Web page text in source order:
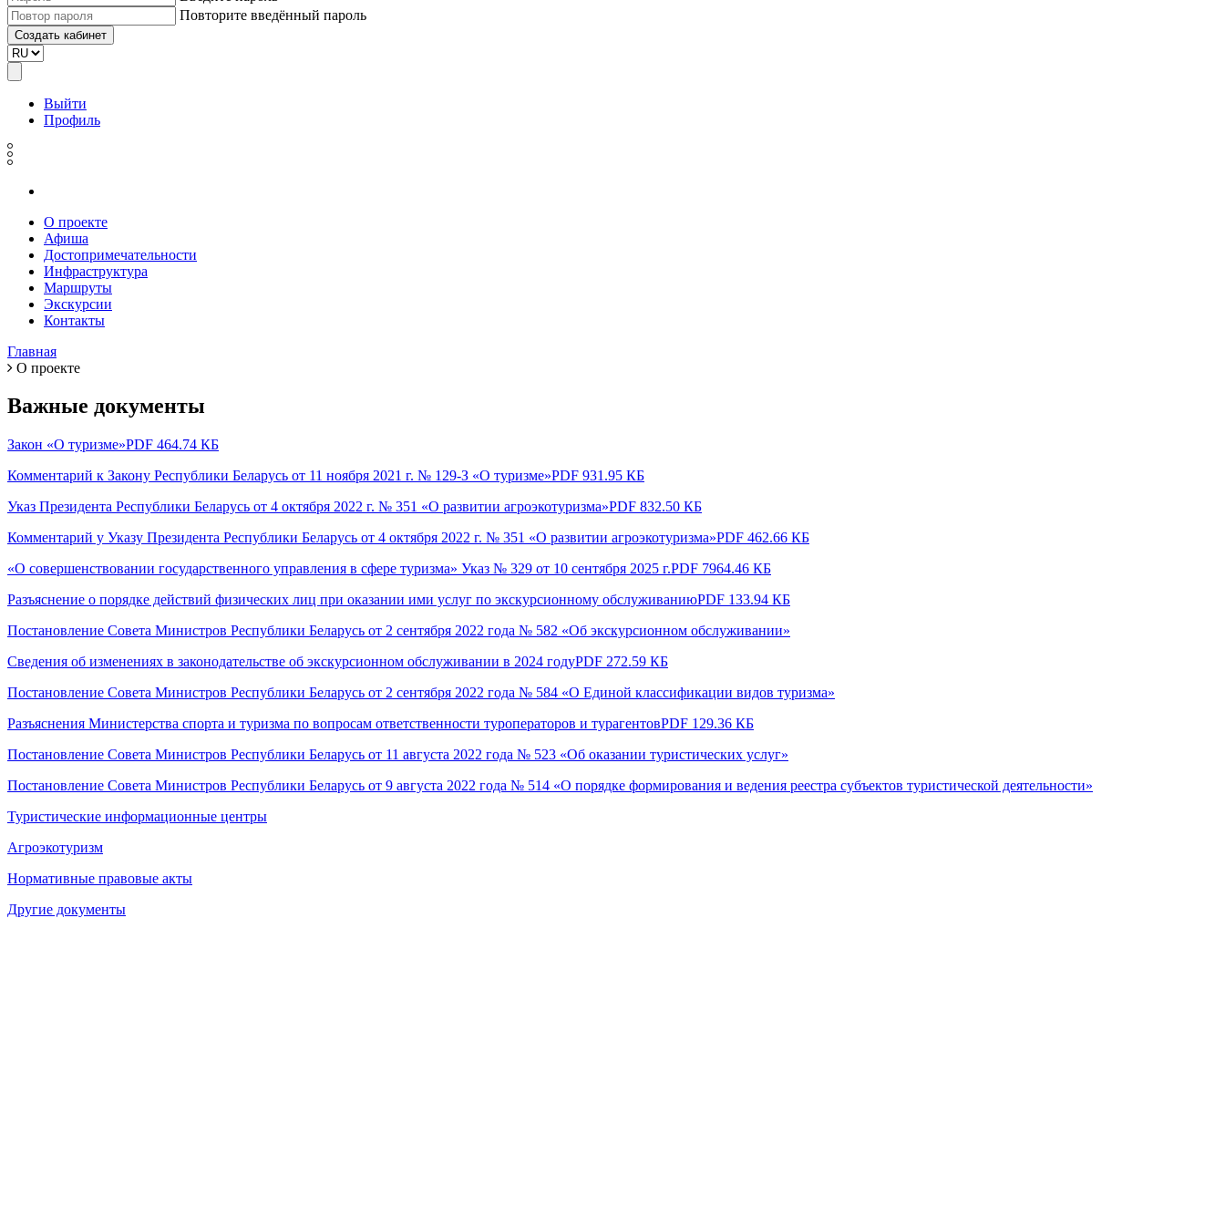
Повторите введённый пароль
Выйти
Профиль
О проекте
Афиша
Достопримечательности
Инфраструктура
Маршруты
Экскурсии
Контакты
Главная
О проекте
Важные документы
Закон «О туризме»PDF 464.74 КБ
Комментарий к Закону Республики Беларусь от 11 ноября 2021 г. № 129-З «О туризме»PDF 931.95 КБ
Указ Президента Республики Беларусь от 4 октября 2022 г. № 351 «О развитии агроэкотуризма»PDF 832.50 КБ
Комментарий у Указу Президента Республики Беларусь от 4 октября 2022 г. № 351 «О развитии агроэкотуризма»PDF 462.66 КБ
«О совершенствовании государственного управления в сфере туризма» Указ № 329 от 10 сентября 2025 г.PDF 7964.46 КБ
Разъяснение о порядке действий физических лиц при оказании ими услуг по экскурсионному обслуживаниюPDF 133.94 КБ
Постановление Совета Министров Республики Беларусь от 2 сентября 2022 года № 582 «Об экскурсионном обслуживании»
Сведения об изменениях в законодательстве об экскурсионном обслуживании в 2024 годуPDF 272.59 КБ
Постановление Совета Министров Республики Беларусь от 2 сентября 2022 года № 584 «О Единой классификации видов туризма»
Разъяснения Министерства спорта и туризма по вопросам ответственности туроператоров и турагентовPDF 129.36 КБ
Постановление Совета Министров Республики Беларусь от 11 августа 2022 года № 523 «Об оказании туристических услуг»
Постановление Совета Министров Республики Беларусь от 9 августа 2022 года № 514 «О порядке формирования и ведения реестра субъектов туристической деятельности»
Туристические информационные центры
Агроэкотуризм
Нормативные правовые акты
Другие документы